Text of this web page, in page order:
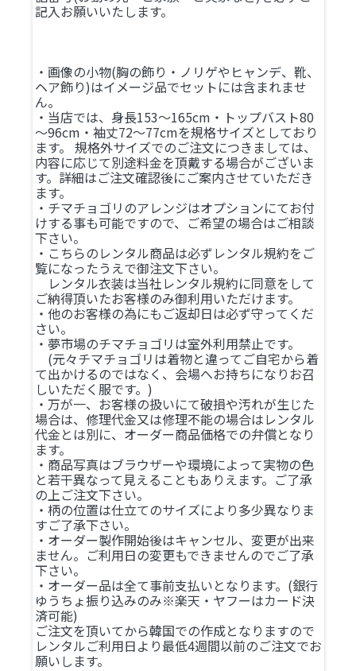
記入お願いいたします。
・画像の小物(胸の飾り・ノリゲやヒャンデ、靴、
ヘア飾り)はイメージ品でセットには含まれませ
ん。
・当店では、身長153～165cm・トップバスト80
～96cm・袖丈72～77cmを規格サイズとしており
ます。 規格外サイズでのご注文につきましては、
内容に応じて別途料金を頂戴する場合がございま
す。詳細はご注文確認後にご案内させていただき
ます。
・チマチョゴリのアレンジはオプションにてお付
けする事も可能ですので、ご希望の場合はご相談
下さい。
・こちらのレンタル商品は必ずレンタル規約をご
覧になったうえで御注文下さい。
レンタル衣装は当社レンタル規約に同意をして
ご納得頂いたお客様のみ御利用いただけます。
・他のお客様の為にもご返却日は必ず守ってくだ
さい。
・夢市場のチマチョゴリは室外利用禁止です。
(元々チマチョゴリは着物と違ってご自宅から着
て出かけるのではなく、会場へお持ちになりお召
しいただく服です。)
・万が一、お客様の扱いにて破損や汚れが生じた
場合は、修理代金又は修理不能の場合はレンタル
代金とは別に、オーダー商品価格での弁償となり
ます。
・商品写真はブラウザーや環境によって実物の色
と若干異なって見えることもありえます。ご了承
の上ご注文下さい。
・柄の位置は仕立てのサイズにより多少異なりま
すご了承下さい。
・オーダー製作開始後はキャンセル、変更が出来
ません。ご利用日の変更もできませんのでご了承
下さい。
・オーダー品は全て事前支払いとなります。(銀行
ゆうちょ振り込みのみ※楽天・ヤフーはカード決
済可能)
ご注文を頂いてから韓国での作成となりますので
レンタルご利用日より最低4週間以前のご注文でお
願いします。